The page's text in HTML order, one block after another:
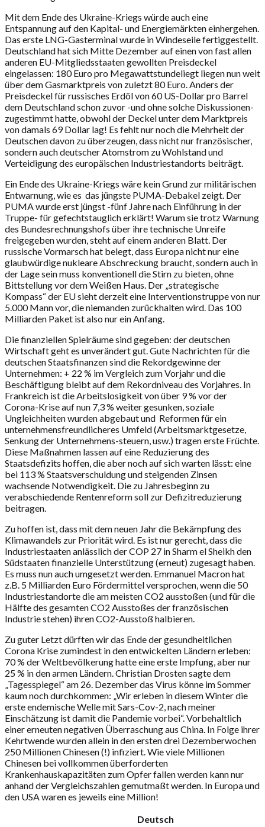
Mit dem Ende des Ukraine-Kriegs würde auch eine
Entspannung auf den Kapital- und Energiemärkten einhergehen.
Das erste LNG-Gasterminal wurde in Windeseile fertiggestellt.
Deutschland hat sich Mitte Dezember auf einen von fast allen
anderen EU-Mitgliedsstaaten gewollten Preisdeckel
eingelassen: 180 Euro pro Megawattstundeliegt liegen nun weit
über dem Gasmarktpreis von zuletzt 80 Euro. Anders der
Preisdeckel für russisches Erdöl von 60 US-Dollar pro Barrel
dem Deutschland schon zuvor -und ohne solche Diskussionen-
zugestimmt hatte, obwohl der Deckel unter dem Marktpreis
von damals 69 Dollar lag! Es fehlt nur noch die Mehrheit der
Deutschen davon zu überzeugen, dass nicht nur französischer,
sondern auch deutscher Atomstrom zu Wohlstand und
Verteidigung des europäischen Industriestandorts beiträgt.
Ein Ende des Ukraine-Kriegs wäre kein Grund zur militärischen
Entwarnung, wie es das jüngste PUMA-Debakel zeigt. Der
PUMA wurde erst jüngst -fünf Jahre nach Einführung in der
Truppe- für gefechtstauglich erklärt! Warum sie trotz Warnung
des Bundesrechnungshofs über ihre technische Unreife
freigegeben wurden, steht auf einem anderen Blatt. Der
russische Vormarsch hat belegt, dass Europa nicht nur eine
glaubwürdige nukleare Abschreckung braucht, sondern auch in
der Lage sein muss konventionell die Stirn zu bieten, ohne
Bittstellung vor dem Weißen Haus. Der „strategische
Kompass“ der EU sieht derzeit eine Interventionstruppe von nur
5.000 Mann vor, die niemanden zurückhalten wird. Das 100
Milliarden Paket ist also nur ein Anfang.
Die finanziellen Spielräume sind gegeben: der deutschen
Wirtschaft geht es unverändert gut. Gute Nachrichten für die
deutschen Staatsfinanzen sind die Rekordgewinne der
Unternehmen: + 22 % im Vergleich zum Vorjahr und die
Beschäftigung bleibt auf dem Rekordniveau des Vorjahres. In
Frankreich ist die Arbeitslosigkeit von über 9 % vor der
Corona-Krise auf nun 7,3 % weiter gesunken, soziale
Ungleichheiten wurden abgebaut und Reformen für ein
unternehmensfreundlicheres Umfeld (Arbeitsmarktgesetze,
Senkung der Unternehmens-steuern, usw.) tragen erste Früchte.
Diese Maßnahmen lassen auf eine Reduzierung des
Staatsdefizits hoffen, die aber noch auf sich warten lässt: eine
bei 113 % Staatsverschuldung und steigenden Zinsen
wachsende Notwendigkeit. Die zu Jahresbeginn zu
verabschiedende Rentenreform soll zur Defizitreduzierung
beitragen.
Zu hoffen ist, dass mit dem neuen Jahr die Bekämpfung des
Klimawandels zur Priorität wird. Es ist nur gerecht, dass die
Industriestaaten anlässlich der COP 27 in Sharm el Sheikh den
Südstaaten finanzielle Unterstützung (erneut) zugesagt haben.
Es muss nun auch umgesetzt werden. Emmanuel Macron hat
z.B. 5 Milliarden Euro Fördermittel versprochen, wenn die 50
Industriestandorte die am meisten CO2 ausstoßen (und für die
Hälfte des gesamten CO2 Ausstoßes der französischen
Industrie stehen) ihren CO2-Ausstoß halbieren.
Zu guter Letzt dürften wir das Ende der gesundheitlichen
Corona Krise zumindest in den entwickelten Ländern erleben:
70 % der Weltbevölkerung hatte eine erste Impfung, aber nur
25 % in den armen Ländern. Christian Drosten sagte dem
„Tagesspiegel“ am 26. Dezember das Virus könne im Sommer
kaum noch durchkommen: „Wir erleben in diesem Winter die
erste endemische Welle mit Sars-Cov-2, nach meiner
Einschätzung ist damit die Pandemie vorbei“. Vorbehaltlich
einer erneuten negativen Überraschung aus China. In Folge ihrer
Kehrtwende wurden allein in den ersten drei Dezemberwochen
250 Millionen Chinesen (!) infiziert. Wie viele Millionen
Chinesen bei vollkommen überforderten
Krankenhauskapazitäten zum Opfer fallen werden kann nur
anhand der Vergleichszahlen gemutmaßt werden. In Europa und
den USA waren es jeweils eine Million!
Deutsch